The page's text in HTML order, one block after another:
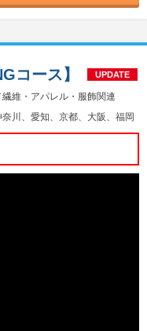
維・アパレル・服飾関連
川、愛知、京都、大阪、福岡
コース】 UPDATE